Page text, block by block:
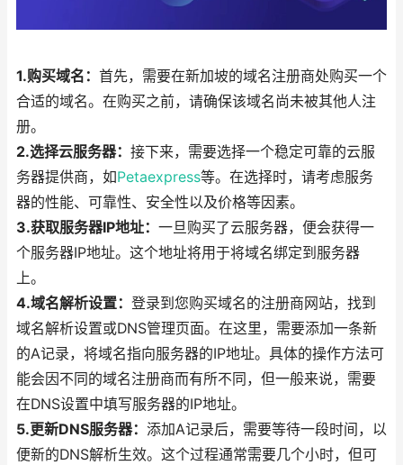
1.购买域名： 首先，需要在新加坡的域名注册商处购买一个
合适的域名。在购买之前，请确保该域名尚未被其他人注
册。
2.选择云服务器： 接下来，需要选择一个稳定可靠的云服
务器提供商，如Petaexpress等。在选择时，请考虑服务
器的性能、可靠性、安全性以及价格等因素。
3.获取服务器IP地址： 一旦购买了云服务器，便会获得一
个服务器IP地址。这个地址将用于将域名绑定到服务器
上。
4.域名解析设置： 登录到您购买域名的注册商网站，找到
域名解析设置或DNS管理页面。在这里，需要添加一条新
的A记录，将域名指向服务器的IP地址。具体的操作方法可
能会因不同的域名注册商而有所不同，但一般来说，需要
在DNS设置中填写服务器的IP地址。
5.更新DNS服务器： 添加A记录后，需要等待一段时间，以
便新的DNS解析生效。这个过程通常需要几个小时，但可